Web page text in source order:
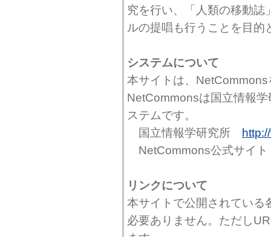
究を行い、「人類の移動誌
ルの提唱も行うことを目的
システムについて
本サイトは、
NetCommonsは国立情報
ステムです。
国立情報学研究所
NetCommons公式サイ
リンクについて
本サイトで公開されている
必要ありません。ただし